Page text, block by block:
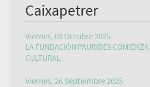
Caixapetrer
Viernes, 03 Octubre 2025
LA FUNDACIÓN PAURIDES
CULTURAL
Viernes, 26 Septiembre 2025